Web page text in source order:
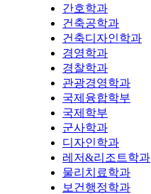
간호학과
건축공학과
건축디자인학과
경영학과
경찰학과
관광경영학과
국제융합학부
국제학부
군사학과
디자인학과
레저&리조트학과
물리치료학과
보건행정학과